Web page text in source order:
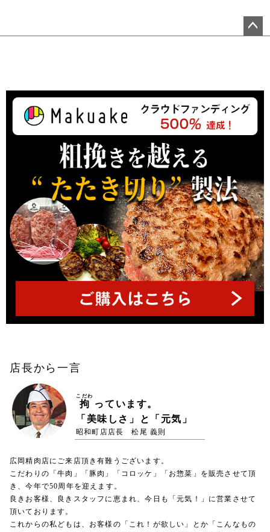
ト
ッ
へ
店長から一言
拘
こだわ
っています。
「美味しさ」と「元気」
昭和町店店長 松尾 義則
広岡精肉店にご来店頂き有難うございます。
こだわりの「牛肉」「豚肉」「コロッケ」「お惣菜」を販売させて頂
き、今年で50周年を迎えます。
良きお客様、良きスタッフに恵まれ、今日も「元気！」に営業させて
頂いております。
これからの私どもは、お客様の「これ！が欲しい」とか「こんなもの